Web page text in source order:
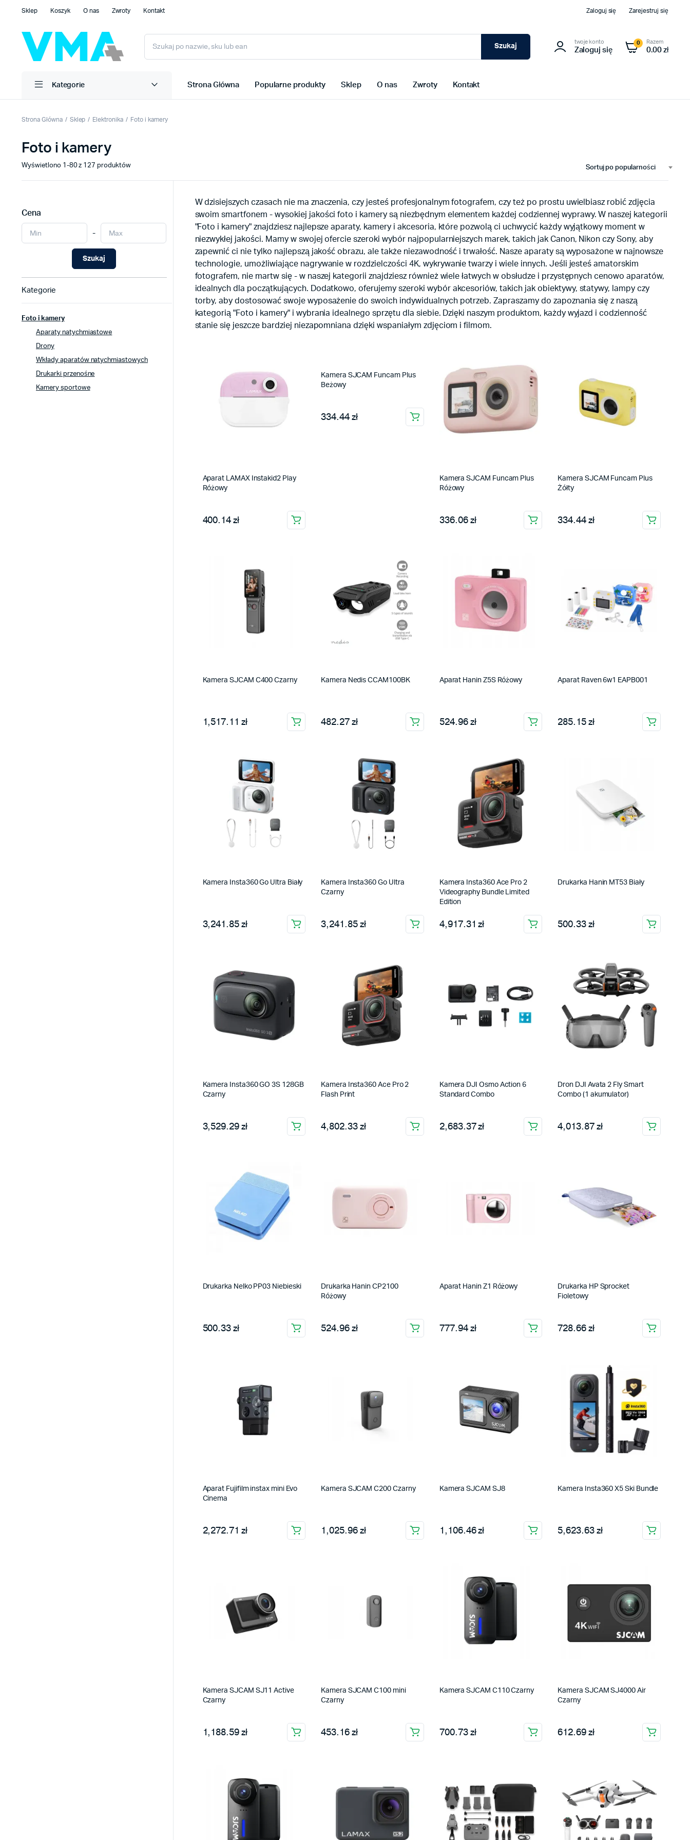
Sklep Koszyk O nas Zwroty Kontakt Zaloguj się Zarejestruj się
Szukaj
twoje konto
Zaloguj się
0 Razem
0.00 zł
Kategorie Strona Główna Popularne produkty Sklep O nas Zwroty Kontakt
Strona Główna Sklep Elektronika Foto i kamery
Foto i kamery
Sortuj po popularności
Wyświetlono 1-80 z 127 produktów
W dzisiejszych czasach nie ma znaczenia, czy jesteś profesjonalnym fotografem, czy też po prostu uwielbiasz robić zdjęcia
swoim smartfonem - wysokiej jakości foto i kamery są niezbędnym elementem każdej codziennej wyprawy. W naszej kategorii
"Foto i kamery" znajdziesz najlepsze aparaty, kamery i akcesoria, które pozwolą ci uchwycić każdy wyjątkowy moment w
niezwykłej jakości. Mamy w swojej ofercie szeroki wybór najpopularniejszych marek, takich jak Canon, Nikon czy Sony, aby
zapewnić ci nie tylko najlepszą jakość obrazu, ale także niezawodność i trwałość. Nasze aparaty są wyposażone w najnowsze
technologie, umożliwiające nagrywanie w rozdzielczości 4K, wykrywanie twarzy i wiele innych. Jeśli jesteś amatorskim
fotografem, nie martw się - w naszej kategorii znajdziesz również wiele łatwych w obsłudze i przystępnych cenowo aparatów,
idealnych dla początkujących. Dodatkowo, oferujemy szeroki wybór akcesoriów, takich jak obiektywy, statywy, lampy czy
torby, aby dostosować swoje wyposażenie do swoich indywidualnych potrzeb. Zapraszamy do zapoznania się z naszą
kategorią "Foto i kamery" i wybrania idealnego sprzętu dla siebie. Dzięki naszym produktom, każdy wyjazd i codzienność
stanie się jeszcze bardziej niezapomniana dzięki wspaniałym zdjęciom i filmom.
Aparat LAMAX Instakid2 Play
Różowy
400.14 zł
Kamera SJCAM Funcam Plus
Beżowy
334.44 zł
Kamera SJCAM Funcam Plus
Różowy
336.06 zł
Kamera SJCAM Funcam Plus
Żółty
334.44 zł
Kamera SJCAM C400 Czarny
1,517.11 zł
Kamera Nedis CCAM100BK
482.27 zł
Aparat Hanin Z5S Różowy
524.96 zł
Aparat Raven 6w1 EAPB001
285.15 zł
Kamera Insta360 Go Ultra Biały
3,241.85 zł
Kamera Insta360 Go Ultra
Czarny
3,241.85 zł
Kamera Insta360 Ace Pro 2
Videography Bundle Limited
Edition
4,917.31 zł
Drukarka Hanin MT53 Biały
500.33 zł
Kamera Insta360 GO 3S 128GB
Czarny
3,529.29 zł
Kamera Insta360 Ace Pro 2
Flash Print
4,802.33 zł
Kamera DJI Osmo Action 6
Standard Combo
2,683.37 zł
Dron DJI Avata 2 Fly Smart
Combo (1 akumulator)
4,013.87 zł
Drukarka Nelko PP03 Niebieski
500.33 zł
Drukarka Hanin CP2100
Różowy
524.96 zł
Aparat Hanin Z1 Różowy
777.94 zł
Drukarka HP Sprocket
Fioletowy
728.66 zł
Aparat Fujifilm instax mini Evo
Cinema
2,272.71 zł
Kamera SJCAM C200 Czarny
1,025.96 zł
Kamera SJCAM SJ8
1,106.46 zł
Kamera Insta360 X5 Ski Bundle
5,623.63 zł
Kamera SJCAM SJ11 Active
Czarny
1,188.59 zł
Kamera SJCAM C100 mini
Czarny
453.16 zł
Kamera SJCAM C110 Czarny
700.73 zł
Kamera SJCAM SJ4000 Air
Czarny
612.69 zł
Cena
-
Szukaj
Kategorie
Foto i kamery
Aparaty natychmiastowe
Drony
Wkłady aparatów natychmiastowych
Drukarki przenośne
Kamery sportowe